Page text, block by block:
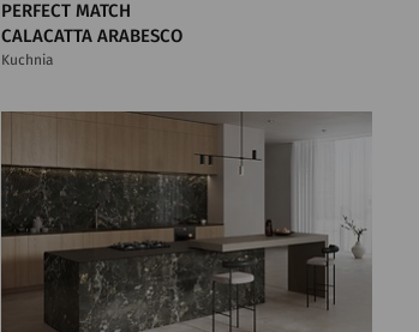
PERFECT MATCH
CALACATTA ARABESCO
Kuchnia